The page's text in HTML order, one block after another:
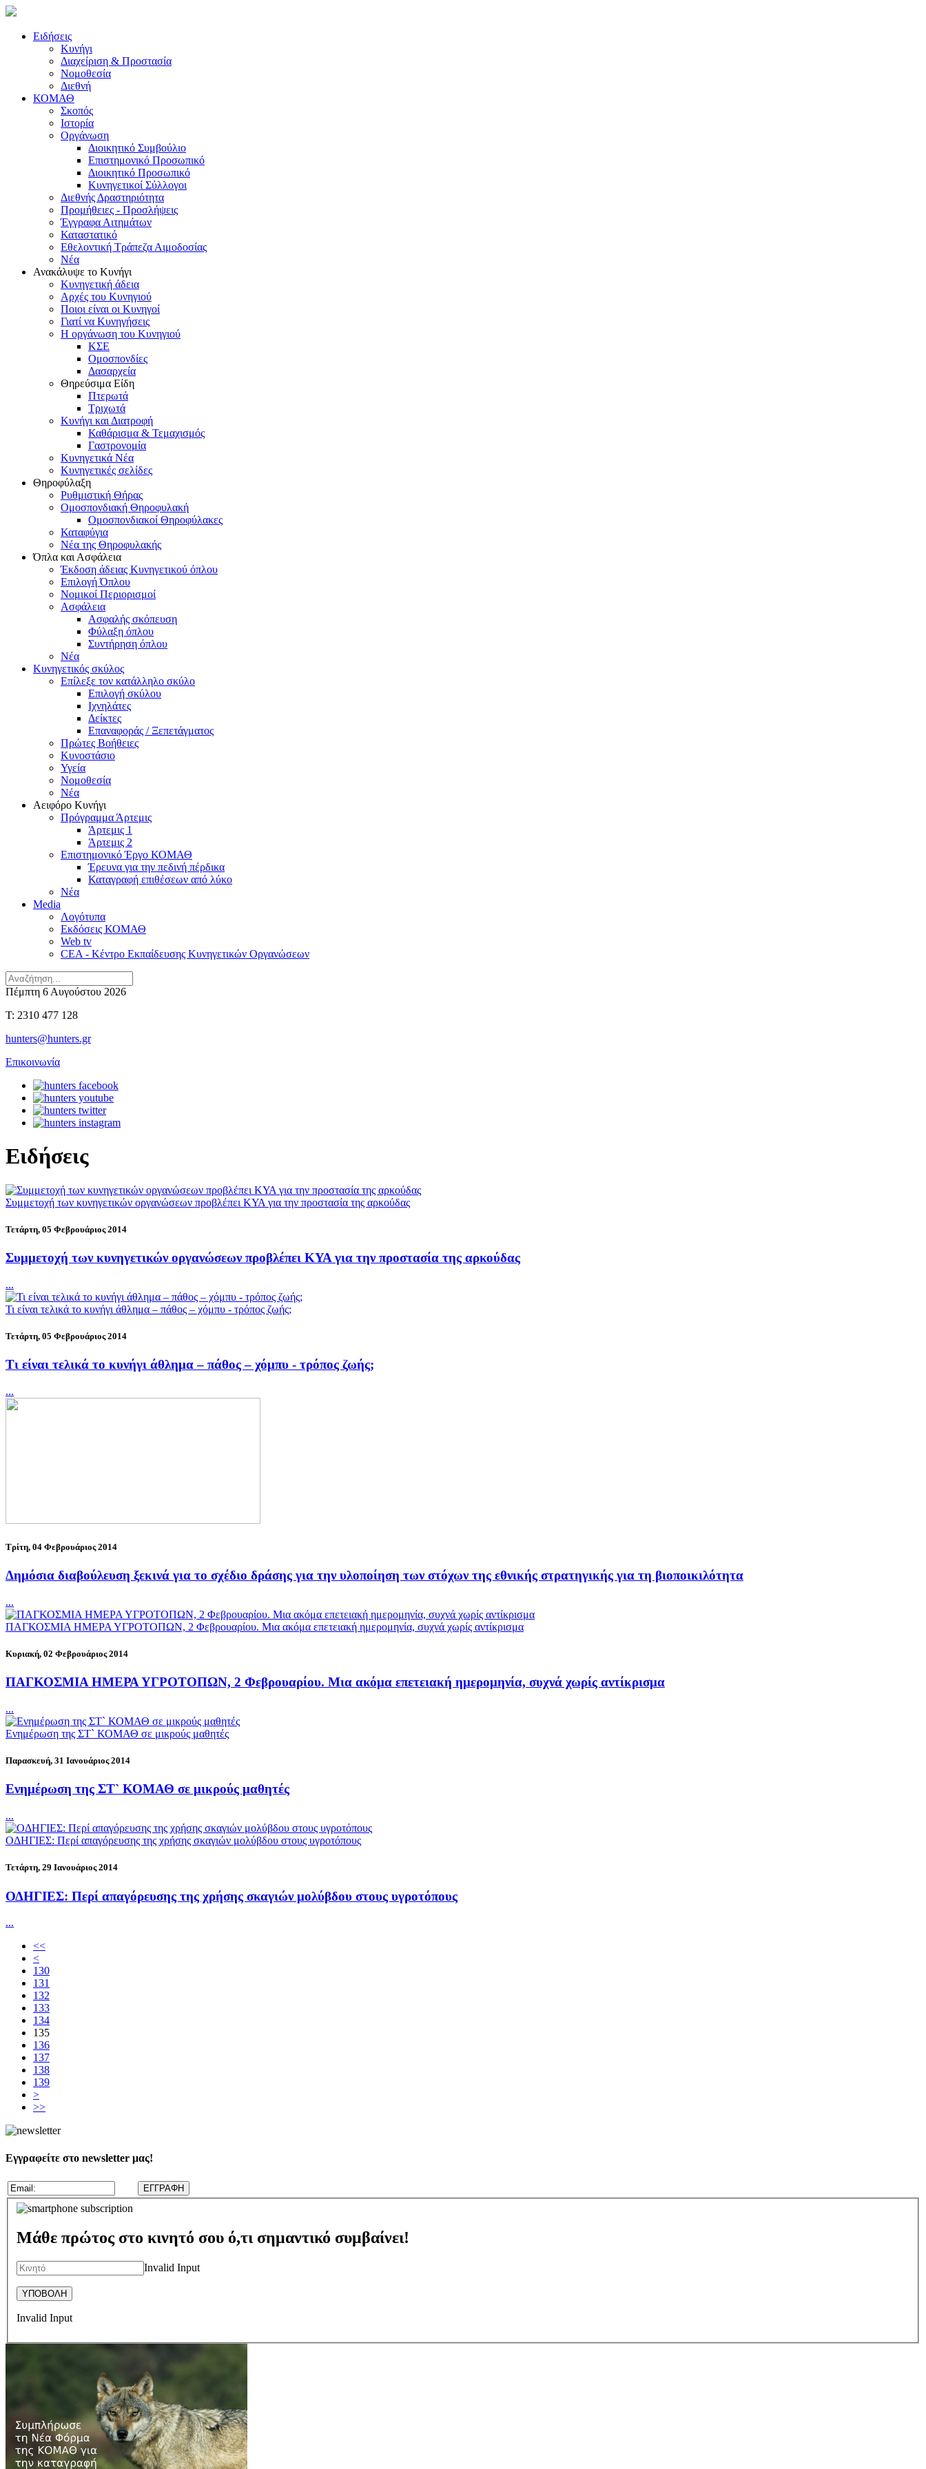
Ειδήσεις
Κυνήγι
Διαχείριση & Προστασία
Νομοθεσία
Διεθνή
ΚΟΜΑΘ
Σκοπός
Ιστορία
Οργάνωση
Διοικητικό Συμβούλιο
Επιστημονικό Προσωπικό
Διοικητικό Προσωπικό
Κυνηγετικοί Σύλλογοι
Διεθνής Δραστηριότητα
Προμήθειες - Προσλήψεις
Έγγραφα Αιτημάτων
Καταστατικό
Εθελοντική Τράπεζα Αιμοδοσίας
Νέα
Ανακάλυψε το Κυνήγι
Κυνηγετική άδεια
Αρχές του Κυνηγιού
Ποιοι είναι οι Κυνηγοί
Γιατί να Κυνηγήσεις
Η οργάνωση του Κυνηγιού
ΚΣΕ
Ομοσπονδίες
Δασαρχεία
Θηρεύσιμα Είδη
Πτερωτά
Τριχωτά
Κυνήγι και Διατροφή
Καθάρισμα & Τεμαχισμός
Γαστρονομία
Κυνηγετικά Νέα
Κυνηγετικές σελίδες
Θηροφύλαξη
Ρυθμιστική Θήρας
Ομοσπονδιακή Θηροφυλακή
Oμοσπονδιακοί Θηροφύλακες
Καταφύγια
Νέα της Θηροφυλακής
Όπλα και Ασφάλεια
Έκδοση άδειας Κυνηγετικού όπλου
Επιλογή Όπλου
Νομικοί Περιορισμοί
Ασφάλεια
Ασφαλής σκόπευση
Φύλαξη όπλου
Συντήρηση όπλου
Νέα
Κυνηγετικός σκύλος
Επίλεξε τον κατάλληλο σκύλο
Επιλογή σκύλου
Ιχνηλάτες
Δείκτες
Επαναφοράς / Ξεπετάγματος
Πρώτες Βοήθειες
Κυνοστάσιο
Υγεία
Νομοθεσία
Νέα
Αειφόρο Κυνήγι
Πρόγραμμα Άρτεμις
Άρτεμις 1
Άρτεμις 2
Επιστημονικό Έργο ΚΟΜΑΘ
Έρευνα για την πεδινή πέρδικα
Καταγραφή επιθέσεων από λύκο
Νέα
Media
Λογότυπα
Εκδόσεις ΚΟΜΑΘ
Web tv
CEA - Κέντρο Εκπαίδευσης Κυνηγετικών Οργανώσεων
Πέμπτη 6 Αυγούστου 2026
T: 2310 477 128
hunters@hunters.gr
Επικοινωνία
Ειδήσεις
Συμμετοχή των κυνηγετικών οργανώσεων προβλέπει ΚΥΑ για την προστασία της αρκούδας
Τετάρτη, 05 Φεβρουάριος 2014
Συμμετοχή των κυνηγετικών οργανώσεων προβλέπει ΚΥΑ για την προστασία της αρκούδας
...
Τι είναι τελικά το κυνήγι άθλημα – πάθος – χόμπυ - τρόπος ζωής;
Τετάρτη, 05 Φεβρουάριος 2014
Τι είναι τελικά το κυνήγι άθλημα – πάθος – χόμπυ - τρόπος ζωής;
...
Τρίτη, 04 Φεβρουάριος 2014
Δημόσια διαβούλευση ξεκινά για το σχέδιο δράσης για την υλοποίηση των στόχων της εθνικής στρατηγικής για τη βιοποικιλότητα
...
ΠΑΓΚΟΣΜΙΑ ΗΜΕΡΑ ΥΓΡΟΤΟΠΩΝ, 2 Φεβρουαρίου. Μια ακόμα επετειακή ημερομηνία, συχνά χωρίς αντίκρισμα
Κυριακή, 02 Φεβρουάριος 2014
ΠΑΓΚΟΣΜΙΑ ΗΜΕΡΑ ΥΓΡΟΤΟΠΩΝ, 2 Φεβρουαρίου. Μια ακόμα επετειακή ημερομηνία, συχνά χωρίς αντίκρισμα
...
Ενημέρωση της ΣΤ` ΚΟΜΑΘ σε μικρούς μαθητές
Παρασκευή, 31 Ιανουάριος 2014
Ενημέρωση της ΣΤ` ΚΟΜΑΘ σε μικρούς μαθητές
...
ΟΔΗΓΙΕΣ: Περί απαγόρευσης της χρήσης σκαγιών μολύβδου στους υγροτόπους
Τετάρτη, 29 Ιανουάριος 2014
ΟΔΗΓΙΕΣ: Περί απαγόρευσης της χρήσης σκαγιών μολύβδου στους υγροτόπους
...
<<
<
130
131
132
133
134
135
136
137
138
139
>
>>
Εγγραφείτε στο newsletter μας!
Μάθε πρώτος στο κινητό σου ό,τι σημαντικό συμβαίνει!
Invalid Input
Invalid Input